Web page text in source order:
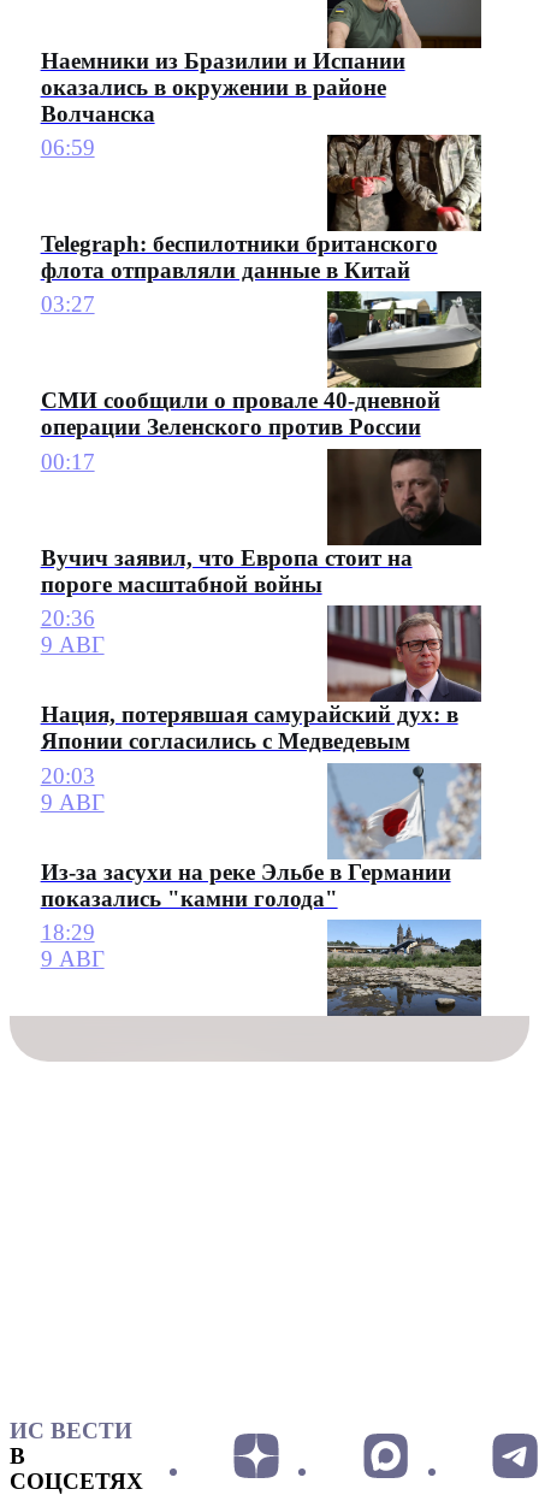
Наемники из Бразилии и Испании
оказались в окружении в районе
Волчанска
06:59
Telegraph: беспилотники британского
флота отправляли данные в Китай
03:27
СМИ сообщили о провале 40-дневной
операции Зеленского против России
00:17
Вучич заявил, что Европа стоит на
пороге масштабной войны
20:36
9 АВГ
Нация, потерявшая самурайский дух: в
Японии согласились с Медведевым
20:03
9 АВГ
Из-за засухи на реке Эльбе в Германии
показались "камни голода"
18:29
9 АВГ
ИС ВЕСТИ
В
СОЦСЕТЯХ